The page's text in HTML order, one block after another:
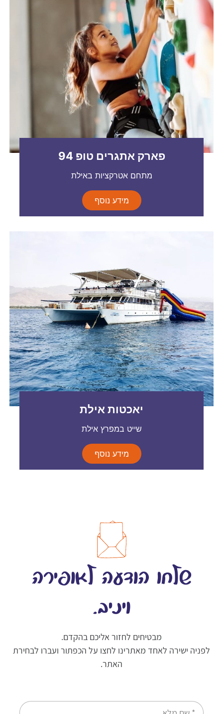
פארק אתגרים טופ 94
מתחם אטרקציות באילת
מידע נוסף
יאכטות אילת
שייט במפרץ אילת
מידע נוסף
שלחו הודעה לאופירה
ויניב.
מבטיחים לחזור אליכם בהקדם.
לפניה ישירה לאחד מאתרינו לחצו על הכפתור ועברו לבחירת
האתר.